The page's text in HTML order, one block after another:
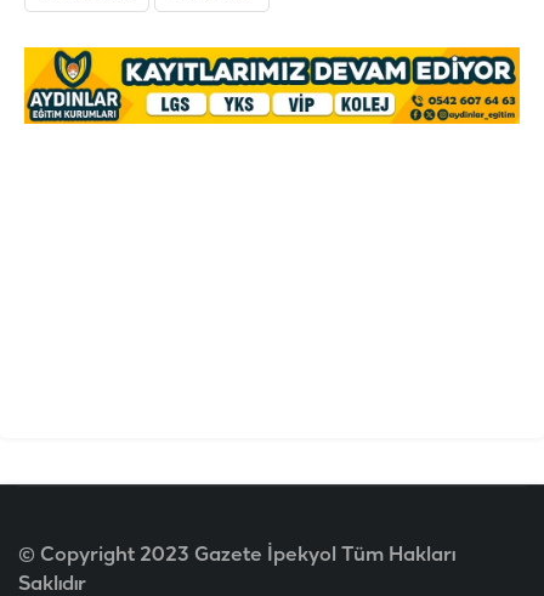
© Copyright 2023 Gazete İpekyol Tüm Hakları
Saklıdır